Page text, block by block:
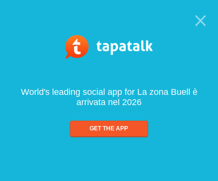
World's leading social app for La zona Buell è
arrivata nel 2026
GET THE APP